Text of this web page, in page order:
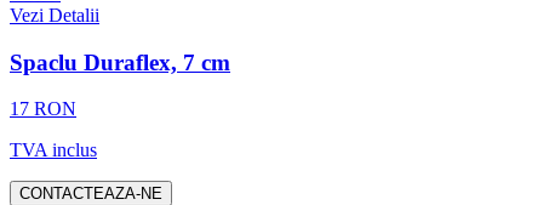
Vezi Detalii
Spaclu Duraflex, 7 cm
17 RON
TVA inclus
CONTACTEAZA-NE